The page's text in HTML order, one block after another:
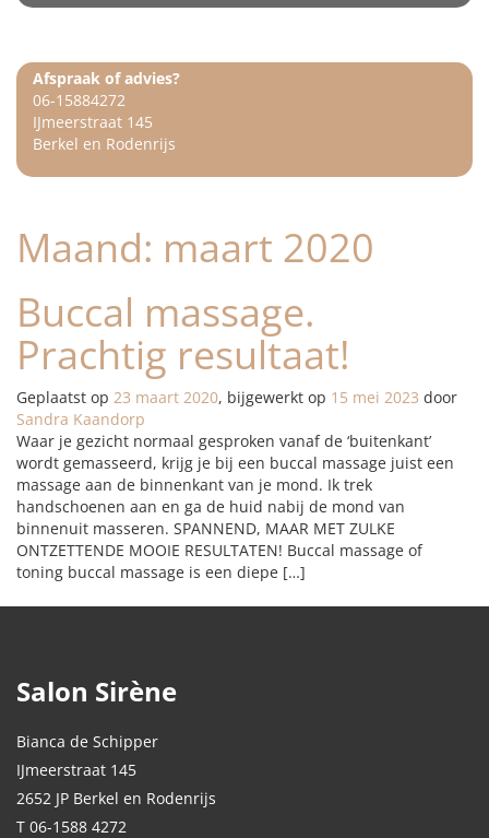
Afspraak of advies?
06-15884272
IJmeerstraat 145
Berkel en Rodenrijs
Maand: maart 2020
Buccal massage.
Prachtig resultaat!
Geplaatst op 23 maart 2020, bijgewerkt op 15 mei 2023 door
Sandra Kaandorp
Waar je gezicht normaal gesproken vanaf de ‘buitenkant’
wordt gemasseerd, krijg je bij een buccal massage juist een
massage aan de binnenkant van je mond. Ik trek
handschoenen aan en ga de huid nabij de mond van
binnenuit masseren. SPANNEND, MAAR MET ZULKE
ONTZETTENDE MOOIE RESULTATEN! Buccal massage of
toning buccal massage is een diepe […]
Salon Sirène
Bianca de Schipper
IJmeerstraat 145
2652 JP Berkel en Rodenrijs
T 06-1588 4272